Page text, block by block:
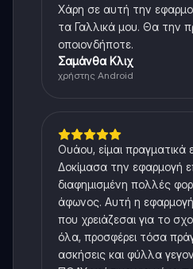
Χάρη σε αυτή την
τα Γαλλικά μου. Θα την
οποιονδήποτε.
Σαμάνθα Κλιχ
χρήστης Android
Ουάου, είμαι πραγματικά
Δοκίμασα την εφαρμογή
διαφημισμένη πολλές
άφωνος. Αυτή η
που χρειάζεσαι για το
όλα, προσφέρει τόσα
ασκήσεις και φύλλα